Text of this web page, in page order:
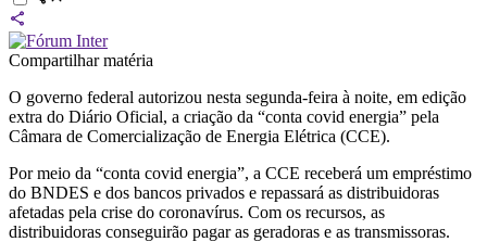
Compartilhar matéria
O governo federal autorizou nesta segunda-feira à noite, em edição
extra do Diário Oficial, a criação da “conta covid energia” pela
Câmara de Comercialização de Energia Elétrica (CCE).
Por meio da “conta covid energia”, a CCE receberá um empréstimo
do BNDES e dos bancos privados e repassará as distribuidoras
afetadas pela crise do coronavírus. Com os recursos, as
distribuidoras conseguirão pagar as geradoras e as transmissoras.